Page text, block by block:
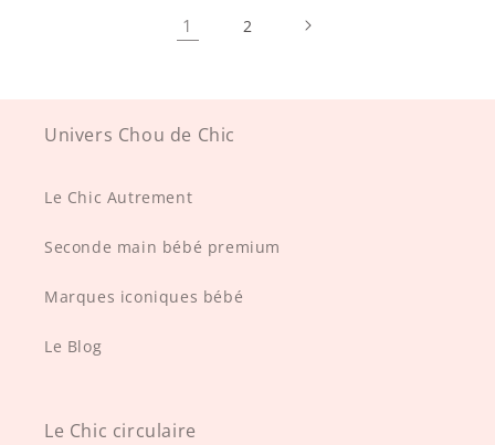
1 2
Univers Chou de Chic
Le Chic Autrement
Seconde main bébé premium
Marques iconiques bébé
Le Blog
Le Chic circulaire